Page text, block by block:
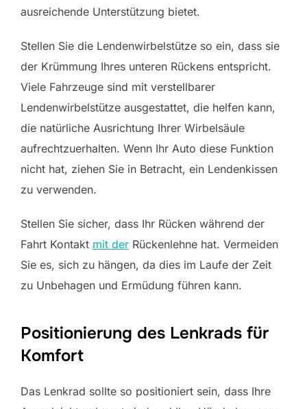
ausreichende Unterstützung bietet.
Stellen Sie die Lendenwirbelstütze so ein, dass sie
der Krümmung Ihres unteren Rückens entspricht.
Viele Fahrzeuge sind mit verstellbarer
Lendenwirbelstütze ausgestattet, die helfen kann,
die natürliche Ausrichtung Ihrer Wirbelsäule
aufrechtzuerhalten. Wenn Ihr Auto diese Funktion
nicht hat, ziehen Sie in Betracht, ein Lendenkissen
zu verwenden.
Stellen Sie sicher, dass Ihr Rücken während der
Fahrt Kontakt mit der Rückenlehne hat. Vermeiden
Sie es, sich zu hängen, da dies im Laufe der Zeit
zu Unbehagen und Ermüdung führen kann.
Positionierung des Lenkrads für
Komfort
Das Lenkrad sollte so positioniert sein, dass Ihre